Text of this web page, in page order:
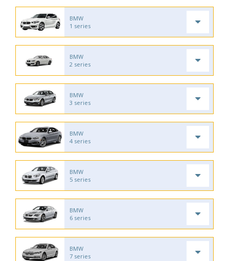
BMW
1 series
BMW
2 series
BMW
3 series
BMW
4 series
BMW
5 series
BMW
6 series
BMW
7 series